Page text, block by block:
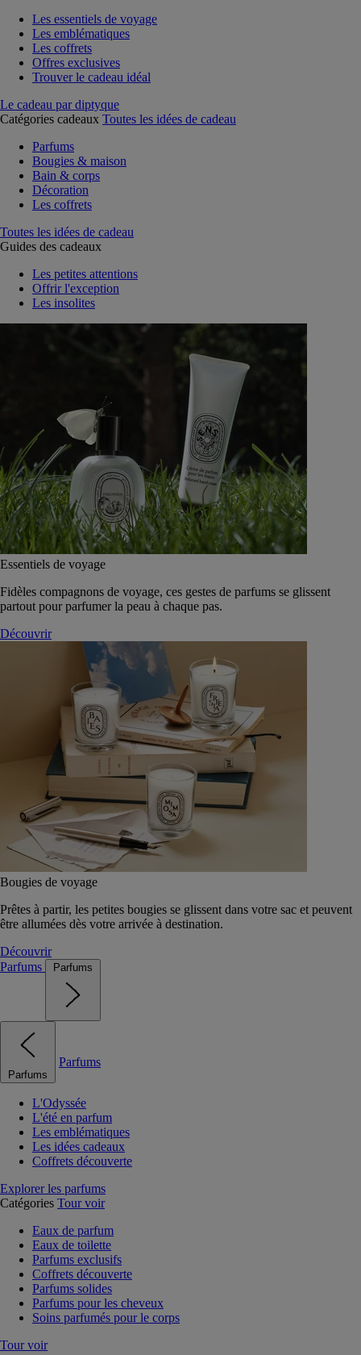
Les essentiels de voyage
Les emblématiques
Les coffrets
Offres exclusives
Trouver le cadeau idéal
Le cadeau par diptyque
Catégories cadeaux Toutes les idées de cadeau
Parfums
Bougies & maison
Bain & corps
Décoration
Les coffrets
Toutes les idées de cadeau
Guides des cadeaux
Les petites attentions
Offrir l'exception
Les insolites
Essentiels de voyage
Fidèles compagnons de voyage, ces gestes de parfums se glissent
partout pour parfumer la peau à chaque pas.
Découvrir
Bougies de voyage
Prêtes à partir, les petites bougies se glissent dans votre sac et peuvent
être allumées dès votre arrivée à destination.
Découvrir
Parfums
Parfums
Parfums
Parfums
L'Odyssée
L'été en parfum
Les emblématiques
Les idées cadeaux
Coffrets découverte
Explorer les parfums
Catégories Tour voir
Eaux de parfum
Eaux de toilette
Parfums exclusifs
Coffrets découverte
Parfums solides
Parfums pour les cheveux
Soins parfumés pour le corps
Tour voir